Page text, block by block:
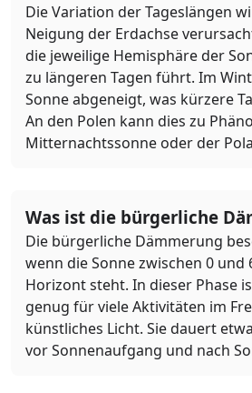
Die Variation der Tageslängen
Neigung der Erdachse
die jeweilige Hemisphäre der
zu längeren Tagen führt. Im
Sonne abgeneigt, was kürzere
An den Polen kann dies zu
Mitternachtssonne oder der
Was ist die bürgerliche
Die bürgerliche Dämmerung
wenn die Sonne zwischen 0 und
Horizont steht. In dieser Phase
genug für viele Aktivitäten im
künstliches Licht. Sie dauert
vor Sonnenaufgang und nach